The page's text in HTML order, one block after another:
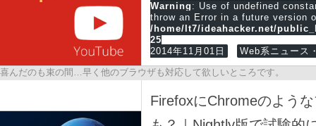
Warning : Use of undefined
throw an Error in a future version
/home/lt7/ideahacker.net/
25
2014年11月01日
Web系ニュース
喜んだのも束の間…早く他のブラウザも対応して欲しいところです。
FirefoxにChromeのよう